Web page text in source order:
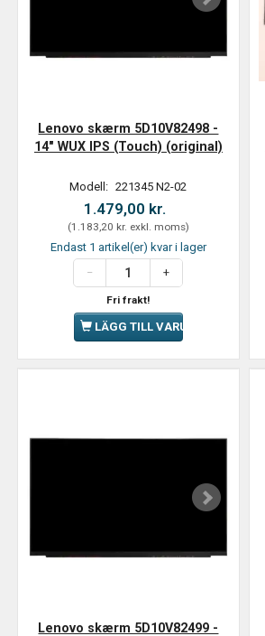
Lenovo skærm 5D10V82498 -
14" WUX IPS (Touch) (original)
Modell: 221345 N2-02
1.479,00 kr.
(1.183,20 kr. exkl. moms)
Endast 1 artikel(er) kvar i lager
Fri frakt!
LÄGG TILL VARUKORGEN
Lenovo skærm 5D10V82499 -